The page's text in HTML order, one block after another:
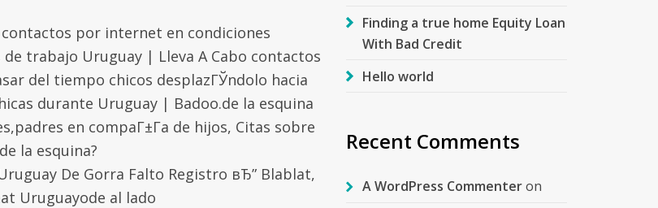
contactos por internet en condiciones
de trabajo Uruguay | Lleva A Cabo contactos
del tiempo chicos desplazГЎndolo hacia
durante Uruguay | Badoo.de la esquina
en compaГ±Г­a de hijos, Citas sobre
la esquina?
De Gorra Falto Registro вЂ” Blablat,
Uruguayode al lado
Finding a true home Equity Loan
With Bad Credit
Hello world
Recent Comments
A WordPress Commenteron